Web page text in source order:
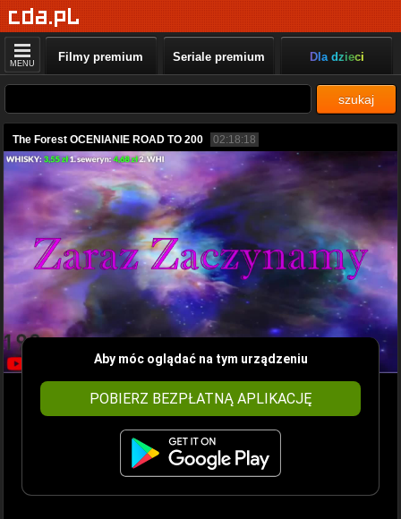
MENU Filmy premium Seriale premium Dla dzieci
szukaj
The Forest OCENIANIE ROAD TO 200 02:18:18
Aby móc oglądać na tym urządzeniu
POBIERZ BEZPŁATNĄ APLIKACJĘ